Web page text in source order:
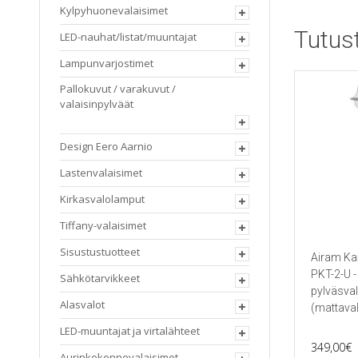
tehdä
tuotteen
Airam
PKT-2-U -
349,00€
Kylpyhuonevalaisimet
LED-nauhat/listat/muuntajat
Lampunvarjostimet
Pallokuvut / varakuvut /
valaisinpylväät
Design Eero Aarnio
Lastenvalaisimet
Kirkasvalolamput
Tiffany-valaisimet
Sisustustuotteet
Sähkötarvikkeet
Alasvalot
LED-muuntajat ja virtalähteet